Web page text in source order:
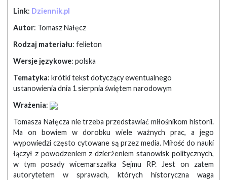
Link: Dziennik.pl
Autor: Tomasz Nałęcz
Rodzaj materiału: felieton
Wersje językowe: polska
Tematyka: krótki tekst dotyczący ewentualnego
ustanowienia dnia 1 sierpnia świętem narodowym
Wrażenia:
Tomasza Nałęcza nie trzeba przedstawiać miłośnikom historii.
Ma on bowiem w dorobku wiele ważnych prac, a jego
wypowiedzi często cytowane są przez media. Miłość do nauki
łączył z powodzeniem z dzierżeniem stanowisk politycznych,
w tym posady wicemarszałka Sejmu RP. Jest on zatem
autorytetem w sprawach, których historyczna waga